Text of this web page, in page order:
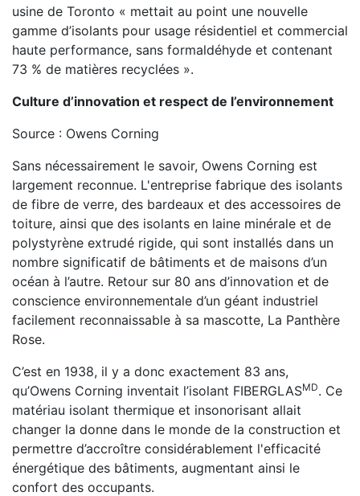
usine de Toronto « mettait au point une nouvelle
gamme d’isolants pour usage résidentiel et commercial
haute performance, sans formaldéhyde et contenant
73 % de matières recyclées ».
Culture d’innovation et respect de l’environnement
Source : Owens Corning
Sans nécessairement le savoir, Owens Corning est
largement reconnue. L'entreprise fabrique des isolants
de fibre de verre, des bardeaux et des accessoires de
toiture, ainsi que des isolants en laine minérale et de
polystyrène extrudé rigide, qui sont installés dans un
nombre significatif de bâtiments et de maisons d’un
océan à l’autre. Retour sur 80 ans d’innovation et de
conscience environnementale d’un géant industriel
facilement reconnaissable à sa mascotte, La Panthère
Rose.
C’est en 1938, il y a donc exactement 83 ans,
qu’Owens Corning inventait l’isolant FIBERGLASMD. Ce
matériau isolant thermique et insonorisant allait
changer la donne dans le monde de la construction et
permettre d’accroître considérablement l'efficacité
énergétique des bâtiments, augmentant ainsi le
confort des occupants.